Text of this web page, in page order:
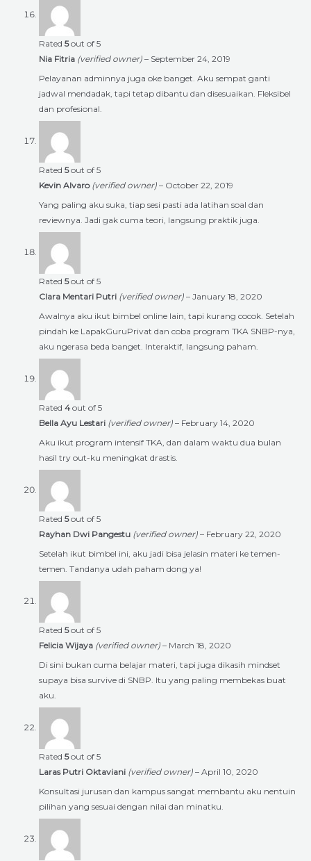
Rated 5out of 5
Nia Fitria (verified owner) – September 24, 2019
Pelayanan adminnya juga oke banget. Aku sempat ganti
jadwal mendadak, tapi tetap dibantu dan disesuaikan. Fleksibel
dan profesional.
Rated 5out of 5
Kevin Alvaro (verified owner) – October 22, 2019
Yang paling aku suka, tiap sesi pasti ada latihan soal dan
reviewnya. Jadi gak cuma teori, langsung praktik juga.
Rated 5out of 5
Clara Mentari Putri (verified owner) – January 18, 2020
Awalnya aku ikut bimbel online lain, tapi kurang cocok. Setelah
pindah ke LapakGuruPrivat dan coba program TKA SNBP-nya,
aku ngerasa beda banget. Interaktif, langsung paham.
Rated 4 out of 5
Bella Ayu Lestari (verified owner) – February 14, 2020
Aku ikut program intensif TKA, dan dalam waktu dua bulan
hasil try out-ku meningkat drastis.
Rated 5out of 5
Rayhan Dwi Pangestu (verified owner) – February 22, 2020
Setelah ikut bimbel ini, aku jadi bisa jelasin materi ke temen-
temen. Tandanya udah paham dong ya!
Rated 5out of 5
Felicia Wijaya (verified owner) – March 18, 2020
Di sini bukan cuma belajar materi, tapi juga dikasih mindset
supaya bisa survive di SNBP. Itu yang paling membekas buat
aku.
Rated 5out of 5
Laras Putri Oktaviani (verified owner) – April 10, 2020
Konsultasi jurusan dan kampus sangat membantu aku nentuin
pilihan yang sesuai dengan nilai dan minatku.